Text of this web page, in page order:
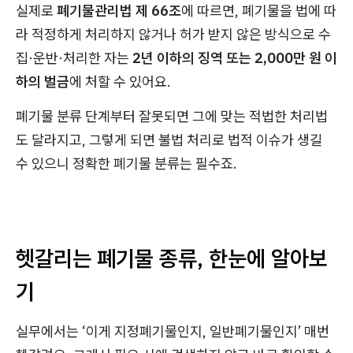
실제로 폐기물관리법 제 66조에 따르면, 폐기물을 법에 따
라 적정하게 처리하지 않거나 허가 받지 않은 방식으로 수
집·운반·처리한 자는 2년 이하의 징역 또는 2,000만 원 이
하의 벌금에 처할 수 있어요.
폐기물 분류 단계부터 잘못되면 그에 맞는 적법한 처리법
도 달라지고, 그렇게 되면 불법 처리로 법적 이슈가 생길
수 있으니 정확한 폐기물 분류는 필수죠.
헷갈리는 폐기물 종류, 한눈에 알아보
기
실무에서는 ‘이게 지정폐기물인지, 일반폐기물인지’ 매번